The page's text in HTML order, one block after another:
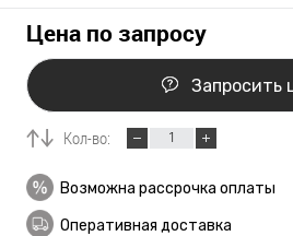
Цена по запросу
Запросить
Кол-во:
Возможна рассрочка оплаты
Оперативная доставка